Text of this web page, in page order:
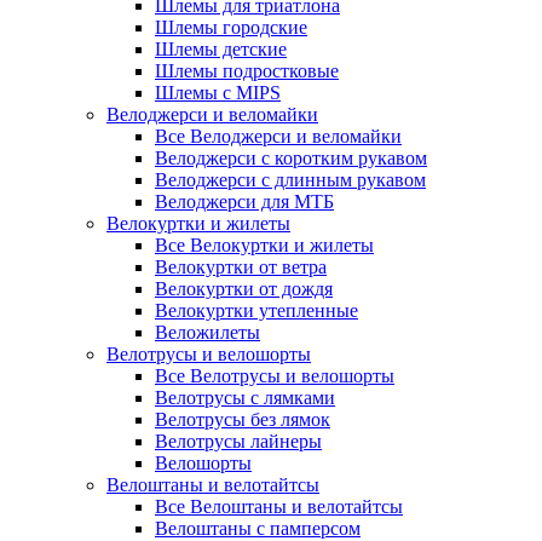
Шлемы для триатлона
Шлемы городские
Шлемы детские
Шлемы подростковые
Шлемы с MIPS
Велоджерси и веломайки
Все Велоджерси и веломайки
Велоджерси с коротким рукавом
Велоджерси с длинным рукавом
Велоджерси для МТБ
Велокуртки и жилеты
Все Велокуртки и жилеты
Велокуртки от ветра
Велокуртки от дождя
Велокуртки утепленные
Веложилеты
Велотрусы и велошорты
Все Велотрусы и велошорты
Велотрусы с лямками
Велотрусы без лямок
Велотрусы лайнеры
Велошорты
Велоштаны и велотайтсы
Все Велоштаны и велотайтсы
Велоштаны с памперсом